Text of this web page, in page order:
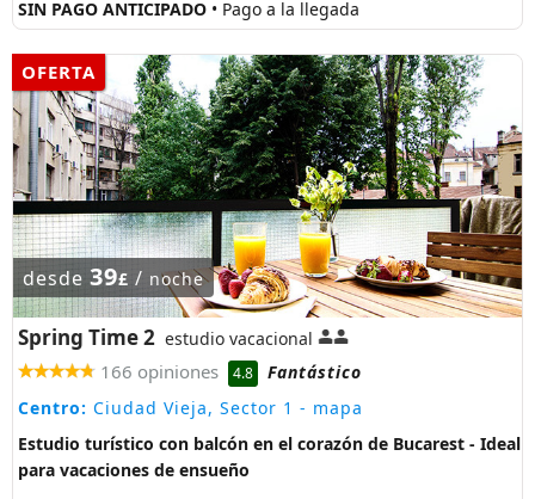
SIN PAGO ANTICIPADO • Pago a la llegada
OFERTA
desde 39£ / noche
Spring Time 2 estudio vacacional
166 opiniones 4.8
Fantástico
Centro: Ciudad Vieja, Sector 1 - mapa
Estudio turístico con balcón en el corazón de Bucarest - Ideal
para vacaciones de ensueño